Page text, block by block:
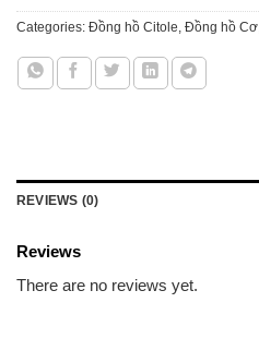
Categories: Đồng hồ Citole Đồng hồ Cơ
REVIEWS (0)
Reviews
There are no reviews yet.